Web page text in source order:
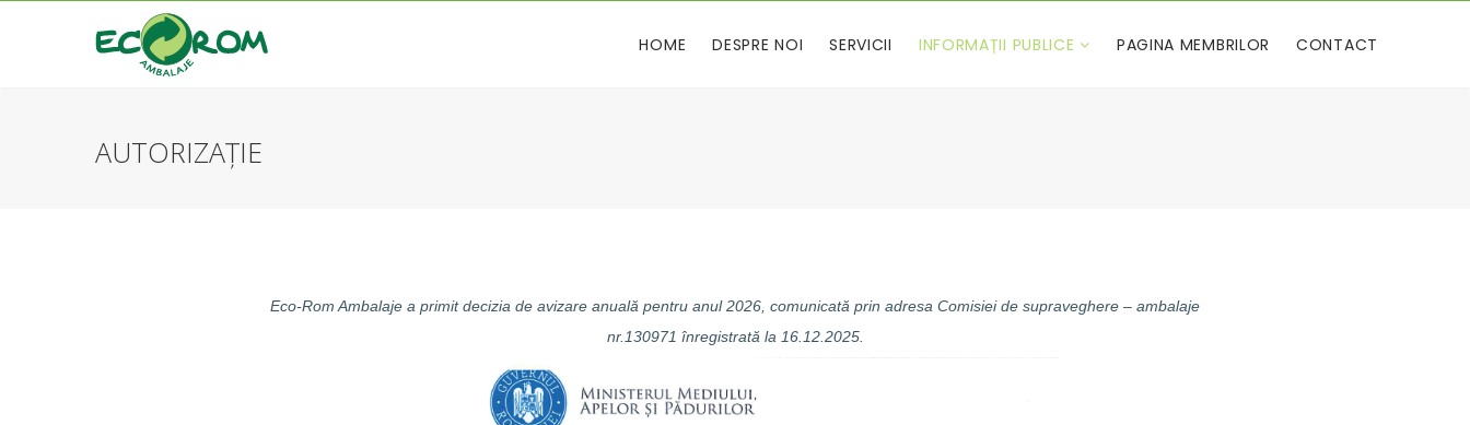
HOME DESPRE NOI SERVICII INFORMAȚII PUBLICE PAGINA MEMBRILOR CONTACT
AUTORIZAȚIE
Eco-Rom Ambalaje a primit decizia de avizare anuală pentru anul 2026, comunicată prin adresa Comisiei de supraveghere – ambalaje
nr.130971 înregistrată la 16.12.2025.